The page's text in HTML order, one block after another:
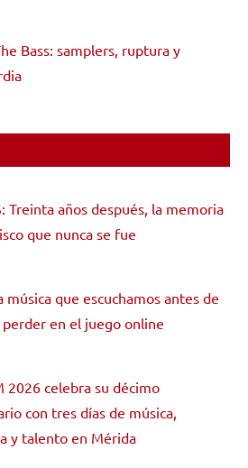
Bass: samplers, ruptura y
Treinta años después, la memoria
que nunca se fue
música que escuchamos antes de
perder en el juego online
2026 celebra su décimo
con tres días de música,
y talento en Mérida